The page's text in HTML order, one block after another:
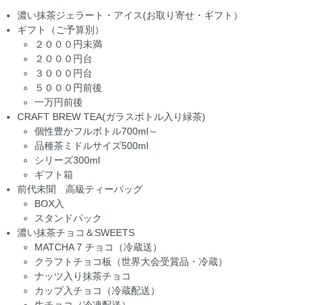
濃い抹茶ジェラート・アイス(お取り寄せ・ギフト）
ギフト（ご予算別）
２０００円未満
２０００円台
３０００円台
５０００円前後
一万円前後
CRAFT BREW TEA(ガラスボトル入り緑茶)
個性豊かフルボトル700ml～
品種茶ミドルサイズ500ml
シリーズ300ml
ギフト箱
前代未聞 高級ティーバッグ
BOX入
スタンドパック
濃い抹茶チョコ＆SWEETS
MATCHA 7 チョコ（冷蔵送）
クラフトチョコ板（世界大会受賞品・冷蔵）
ナッツ入り抹茶チョコ
カップ入チョコ（冷蔵配送）